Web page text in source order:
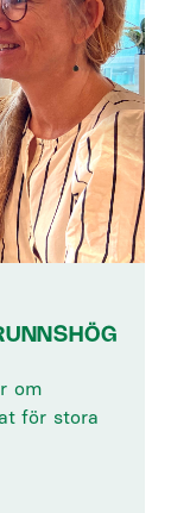
om
för stora